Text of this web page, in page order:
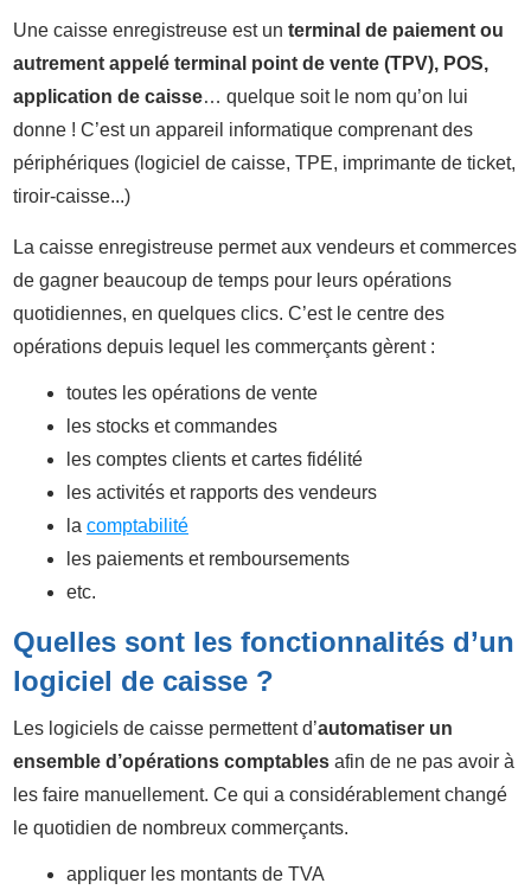
Une caisse enregistreuse est un terminal de paiement ou
autrement appelé terminal point de vente (TPV), POS,
application de caisse… quelque soit le nom qu’on lui
donne ! C’est un appareil informatique comprenant des
périphériques (logiciel de caisse, TPE, imprimante de ticket,
tiroir-caisse...)
La caisse enregistreuse permet aux vendeurs et commerces
de gagner beaucoup de temps pour leurs opérations
quotidiennes, en quelques clics. C’est le centre des
opérations depuis lequel les commerçants gèrent :
toutes les opérations de vente
les stocks et commandes
les comptes clients et cartes fidélité
les activités et rapports des vendeurs
la comptabilité
les paiements et remboursements
etc.
Quelles sont les fonctionnalités d’un
logiciel de caisse ?
Les logiciels de caisse permettent d’automatiser un
ensemble d’opérations comptables afin de ne pas avoir à
les faire manuellement. Ce qui a considérablement changé
le quotidien de nombreux commerçants.
appliquer les montants de TVA